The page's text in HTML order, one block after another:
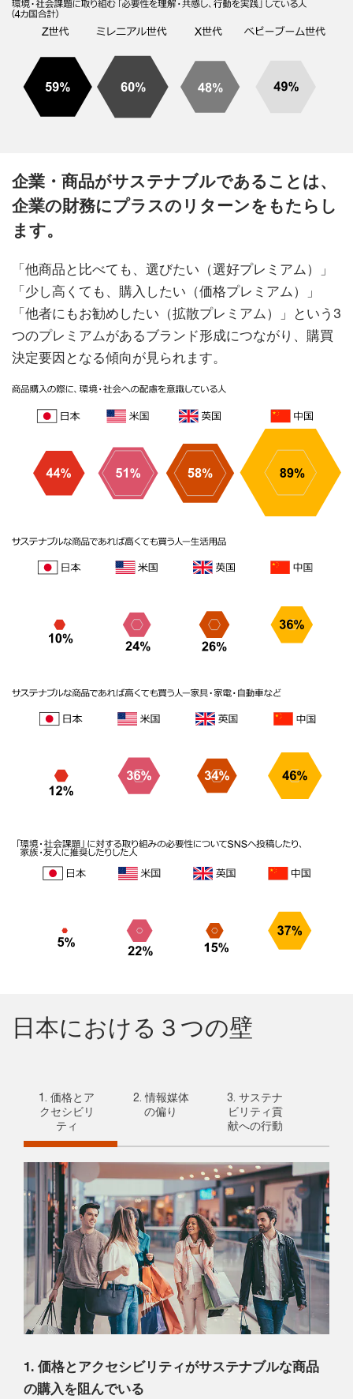
企業・商品がサステナブルであることは、
企業の財務にプラスのリターンをもたらし
ます。
「他商品と比べても、選びたい（選好プレミアム）」
「少し高くても、購入したい（価格プレミアム）」
「他者にもお勧めしたい（拡散プレミアム）」という3
つのプレミアムがあるブランド形成につながり、購買
決定要因となる傾向が見られます。
日本における３つの壁
1. 価格とア
クセシビリ
ティ
2. 情報媒体
の偏り
3. サステナ
ビリティ貢
献への行動
1. 価格とアクセシビリティがサステナブルな商品
の購入を阻んでいる